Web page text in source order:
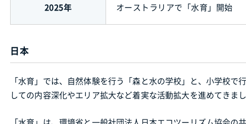
2025年 オーストラリアで「水育」開始
日本
「水育」では、自然体験を行う「森と水の学校」と、小学校
しての内容深化やエリア拡大など着実な活動拡大を進めてきまし